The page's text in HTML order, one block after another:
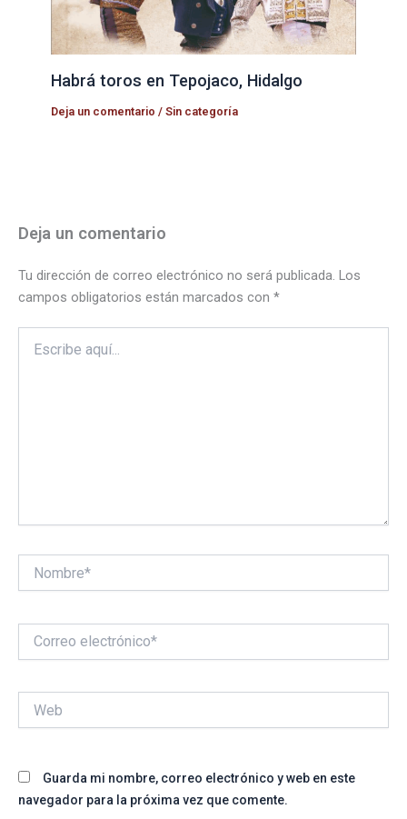
Habrá toros en Tepojaco, Hidalgo
Deja un comentario /Sin categoría
Deja un comentario
Tu dirección de correo electrónico no será publicada. Los
campos obligatorios están marcados con *
aquí...
electrónico*
Guarda mi nombre, correo electrónico y web en este
navegador para la próxima vez que comente.